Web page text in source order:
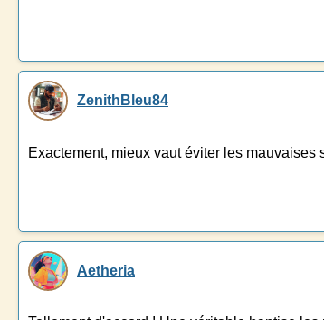
ZenithBleu84
Exactement, mieux vaut éviter les
Aetheria